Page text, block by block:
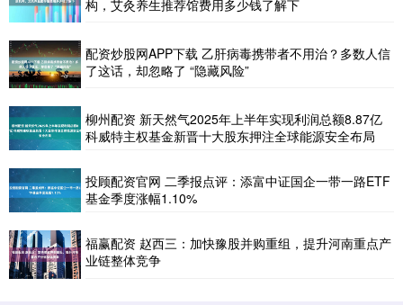
构，艾灸养生推荐馆费用多少钱了解下
配资炒股网APP下载 乙肝病毒携带者不用治？多数人信
了这话，却忽略了 “隐藏风险”
柳州配资 新天然气2025年上半年实现利润总额8.87亿
科威特主权基金新晋十大股东押注全球能源安全布局
投顾配资官网 二季报点评：添富中证国企一带一路ETF
基金季度涨幅1.10%
福赢配资 赵西三：加快豫股并购重组，提升河南重点产
业链整体竞争